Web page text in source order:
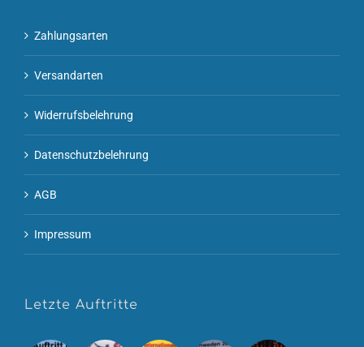
Zahlungsarten
Versandarten
Widerrufsbelehrung
Datenschutzbelehrung
AGB
Impressum
Letzte Auftritte